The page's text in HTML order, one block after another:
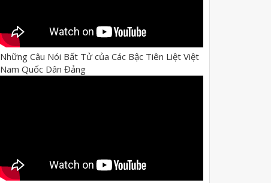
Những Câu Nói Bất Tử của Các Bậc Tiên Liệt Việt
Nam Quốc Dân Đảng